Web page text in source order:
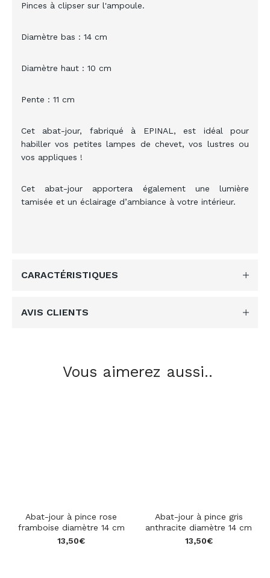
Pinces à clipser sur l'ampoule.
Diamètre bas : 14 cm
Diamètre haut : 10 cm
Pente : 11 cm
Cet abat-jour, fabriqué à EPINAL, est idéal pour
habiller vos petites lampes de chevet, vos lustres ou
vos appliques !
Cet abat-jour apportera également une lumière
tamisée et un éclairage d’ambiance à votre intérieur.
CARACTÉRISTIQUES
AVIS CLIENTS
Vous aimerez aussi..
Abat-jour à pince rose
framboise diamètre 14 cm
13,50€
Abat-jour à pince gris
anthracite diamètre 14 cm
13,50€